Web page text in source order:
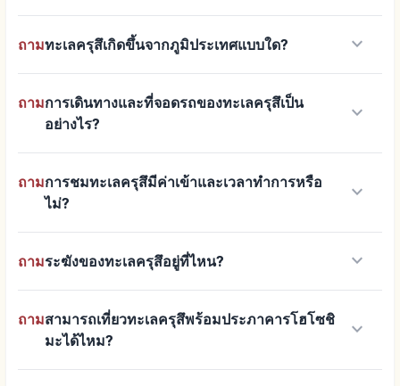
ถามทะเลครุสึเกิดขึ้นจากภูมิประเทศแบบใด? keyboard_arrow_down
ถามการเดินทางและที่จอดรถของทะเลครุสึเป็น
อย่างไร?
keyboard_arrow_down
ถามการชมทะเลครุสึมีค่าเข้าและเวลาทำการหรือ
ไม่?
keyboard_arrow_down
ถามระฆังของทะเลครุสึอยู่ที่ไหน? keyboard_arrow_down
ถามสามารถเที่ยวทะเลครุสึพร้อมประภาคารโฮโซชิ
มะได้ไหม?
keyboard_arrow_down